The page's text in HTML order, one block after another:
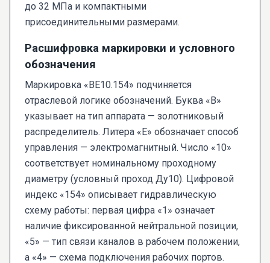
до 32 МПа и компактными
присоединительными размерами.
Расшифровка маркировки и условного
обозначения
Маркировка «ВЕ10.154» подчиняется
отраслевой логике обозначений. Буква «В»
указывает на тип аппарата — золотниковый
распределитель. Литера «Е» обозначает способ
управления — электромагнитный. Число «10»
соответствует номинальному проходному
диаметру (условный проход Ду10). Цифровой
индекс «154» описывает гидравлическую
схему работы: первая цифра «1» означает
наличие фиксированной нейтральной позиции,
«5» — тип связи каналов в рабочем положении,
а «4» — схема подключения рабочих портов.